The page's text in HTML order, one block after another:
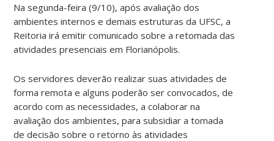
Na segunda-feira (9/10), após avaliação dos
ambientes internos e demais estruturas da UFSC, a
Reitoria irá emitir comunicado sobre a retomada das
atividades presenciais em Florianópolis.
Os servidores deverão realizar suas atividades de
forma remota e alguns poderão ser convocados, de
acordo com as necessidades, a colaborar na
avaliação dos ambientes, para subsidiar a tomada
de decisão sobre o retorno às atividades